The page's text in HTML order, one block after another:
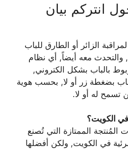
انتركم بيان
الزائر أو الطارق للباب
والتحدث معه أيضاً, أي نظام
بالباب بشكل الكتروني,
بضغطة زر أو لا, بحسب هوية
تسمح له أو لا.
الكويت؟
المُنتجة الممتازة التي تُصنع
في الكويت, ولكن أفضلها